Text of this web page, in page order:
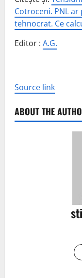
Cotroceni. PNL
tehnocrat. Ce
Editor : A.G.
Source link
ABOUT THE